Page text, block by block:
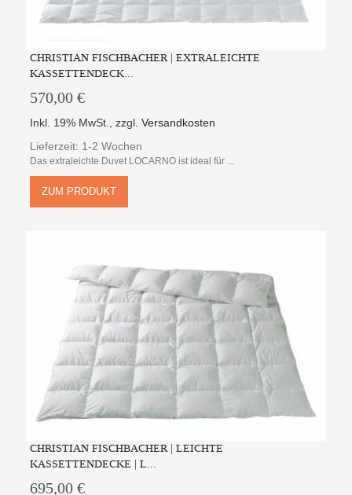
CHRISTIAN FISCHBACHER | EXTRALEICHTE
KASSETTENDECK...
570,00 €
Inkl. 19% MwSt. ,zzgl.Versandkosten
Lieferzeit: 1-2 Wochen
Das extraleichte Duvet LOCARNO ist ideal für ...
ZUM PRODUKT
CHRISTIAN FISCHBACHER | LEICHTE
KASSETTENDECKE | L...
695,00 €